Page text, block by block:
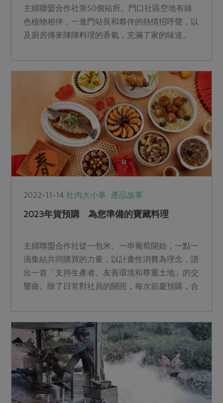
主婦聯盟合作社第50個站所。門口社區空地有綠
色植物相伴，一進門站長和夥伴的熱情招呼聲，以
及廚房傳來陣陣料理的香氣，充滿了家的味道。
2022-11-14社內大小事 產品故事
2023年貨預購 為您準備的寶藏料理
主婦聯盟合作社從一包米、一串葡萄開始，一點一
滴集結共同購買的力量，以計畫性消費為理念，譜
出一首「支持生產者、友善環境和尊重土地」的交
響曲。除了日常對社員的關照，每次節慶預購，合
修正，每個生產環節都嚴謹討論，這份用心真情，
也通通藏進2023年年貨預購裡。